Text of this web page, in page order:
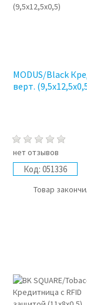
MODUS/Black
верт.
нет отзывов
Код: 051336
Товар